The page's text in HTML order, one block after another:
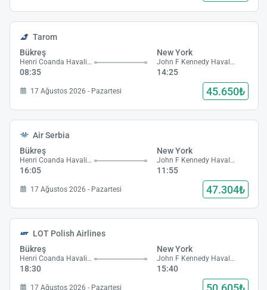
Tarom
Bükreş
Henri Coanda Havalimanı
08:35
New York
John F Kennedy Havalimanı
14:25
17 Ağustos 2026 - Pazartesi 45.650₺
Air Serbia
Bükreş
Henri Coanda Havalimanı
16:05
New York
John F Kennedy Havalimanı
11:55
17 Ağustos 2026 - Pazartesi 47.304₺
LOT Polish Airlines
Bükreş
Henri Coanda Havalimanı
18:30
New York
John F Kennedy Havalimanı
15:40
17 Ağustos 2026 - Pazartesi